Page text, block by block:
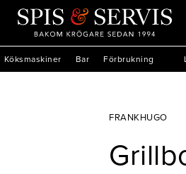
Köksmaskiner Bar Förbrukning
FRANKHUGO